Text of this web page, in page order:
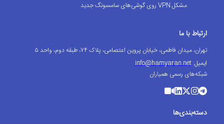
مشکل VPN روی گوشی‌های سامسونگ جدید
ارتباط با ما
تهران، میدان فاطمی، خیابان پروین اعتصامی، پلاک ۷۴، طبقه دوم، واحد ۵
ایمیل:info@hamyaran.net
شبکه‌های رسمی همیاران
دسته‌بندی‌ها